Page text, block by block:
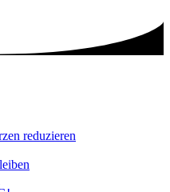
reduzieren